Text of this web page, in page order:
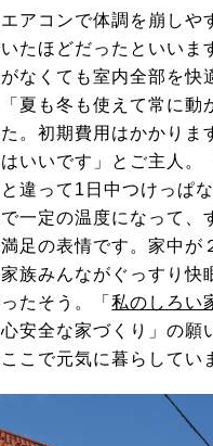
アコンで体調を崩しや
たほどだったといいま
なくても室内全部を快
夏も冬も使えて常に動
。初期費用はかかりま
いいです」とご主人。
違って 1 日中つけっぱ
一定の温度になって、
足の表情です。家中が
族みんながぐっすり快
たそう。「私のしろい
安全な家づくり」の願
こで元気に暮らしてい